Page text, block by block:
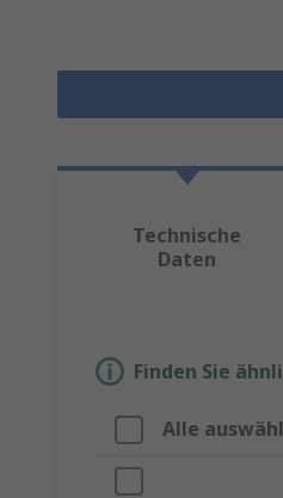
Technische
Daten
Finden Sie
Alle